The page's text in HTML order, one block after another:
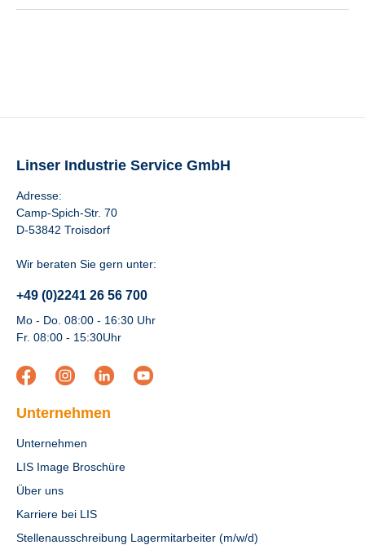
Linser Industrie Service GmbH
Adresse:
Camp-Spich-Str. 70
D-53842 Troisdorf
Wir beraten Sie gern unter:
+49 (0)2241 26 56 700
Mo - Do. 08:00 - 16:30 Uhr
Fr. 08:00 - 15:30Uhr
Unternehmen
Unternehmen
LIS Image Broschüre
Über uns
Karriere bei LIS
Stellenausschreibung Lagermitarbeiter (m/w/d)